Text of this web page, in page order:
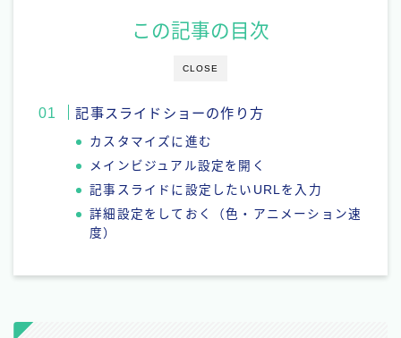
CLOSE
この記事の目次
記事スライドショーの作り方
カスタマイズに進む
メインビジュアル設定を開く
記事スライドに設定したいURLを入力
詳細設定をしておく（色・アニメーション速
度）